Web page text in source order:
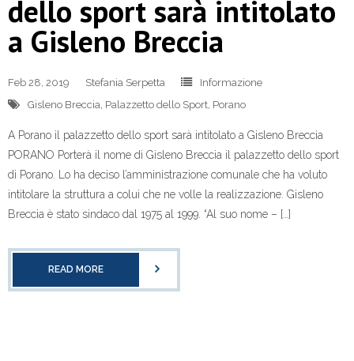
dello sport sarà intitolato
a Gisleno Breccia
Feb 28, 2019 Stefania Serpetta
Informazione
Gisleno Breccia Palazzetto dello Sport Porano
A Porano il palazzetto dello sport sarà intitolato a Gisleno Breccia
PORANO Porterà il nome di Gisleno Breccia il palazzetto dello sport
di Porano. Lo ha deciso l’amministrazione comunale che ha voluto
intitolare la struttura a colui che ne volle la realizzazione. Gisleno
Breccia è stato sindaco dal 1975 al 1999. “Al suo nome – […]
READ MORE